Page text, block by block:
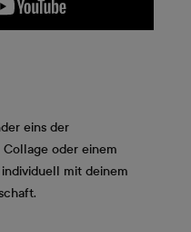
eins der
oder einem
mit deinem